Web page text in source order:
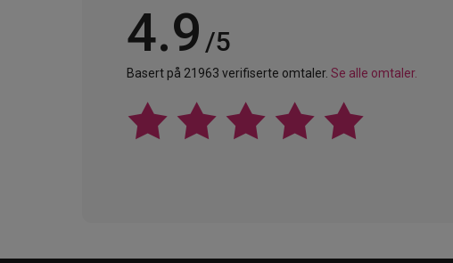
4.9 /5
Basert på 21963 verifiserte omtaler. Se alle omtaler.